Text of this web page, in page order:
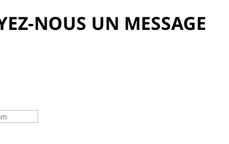
NOUS UN MESSAGE